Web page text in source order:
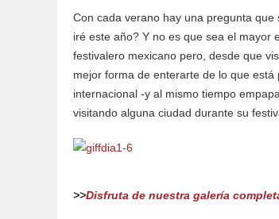
Con cada verano hay una pregunta
iré este año? Y no es que sea el mayor
festivalero mexicano pero, desde que
mejor forma de enterarte de lo que
internacional -y al mismo tiempo
visitando alguna ciudad durante su
>>Disfruta de nuestra galería